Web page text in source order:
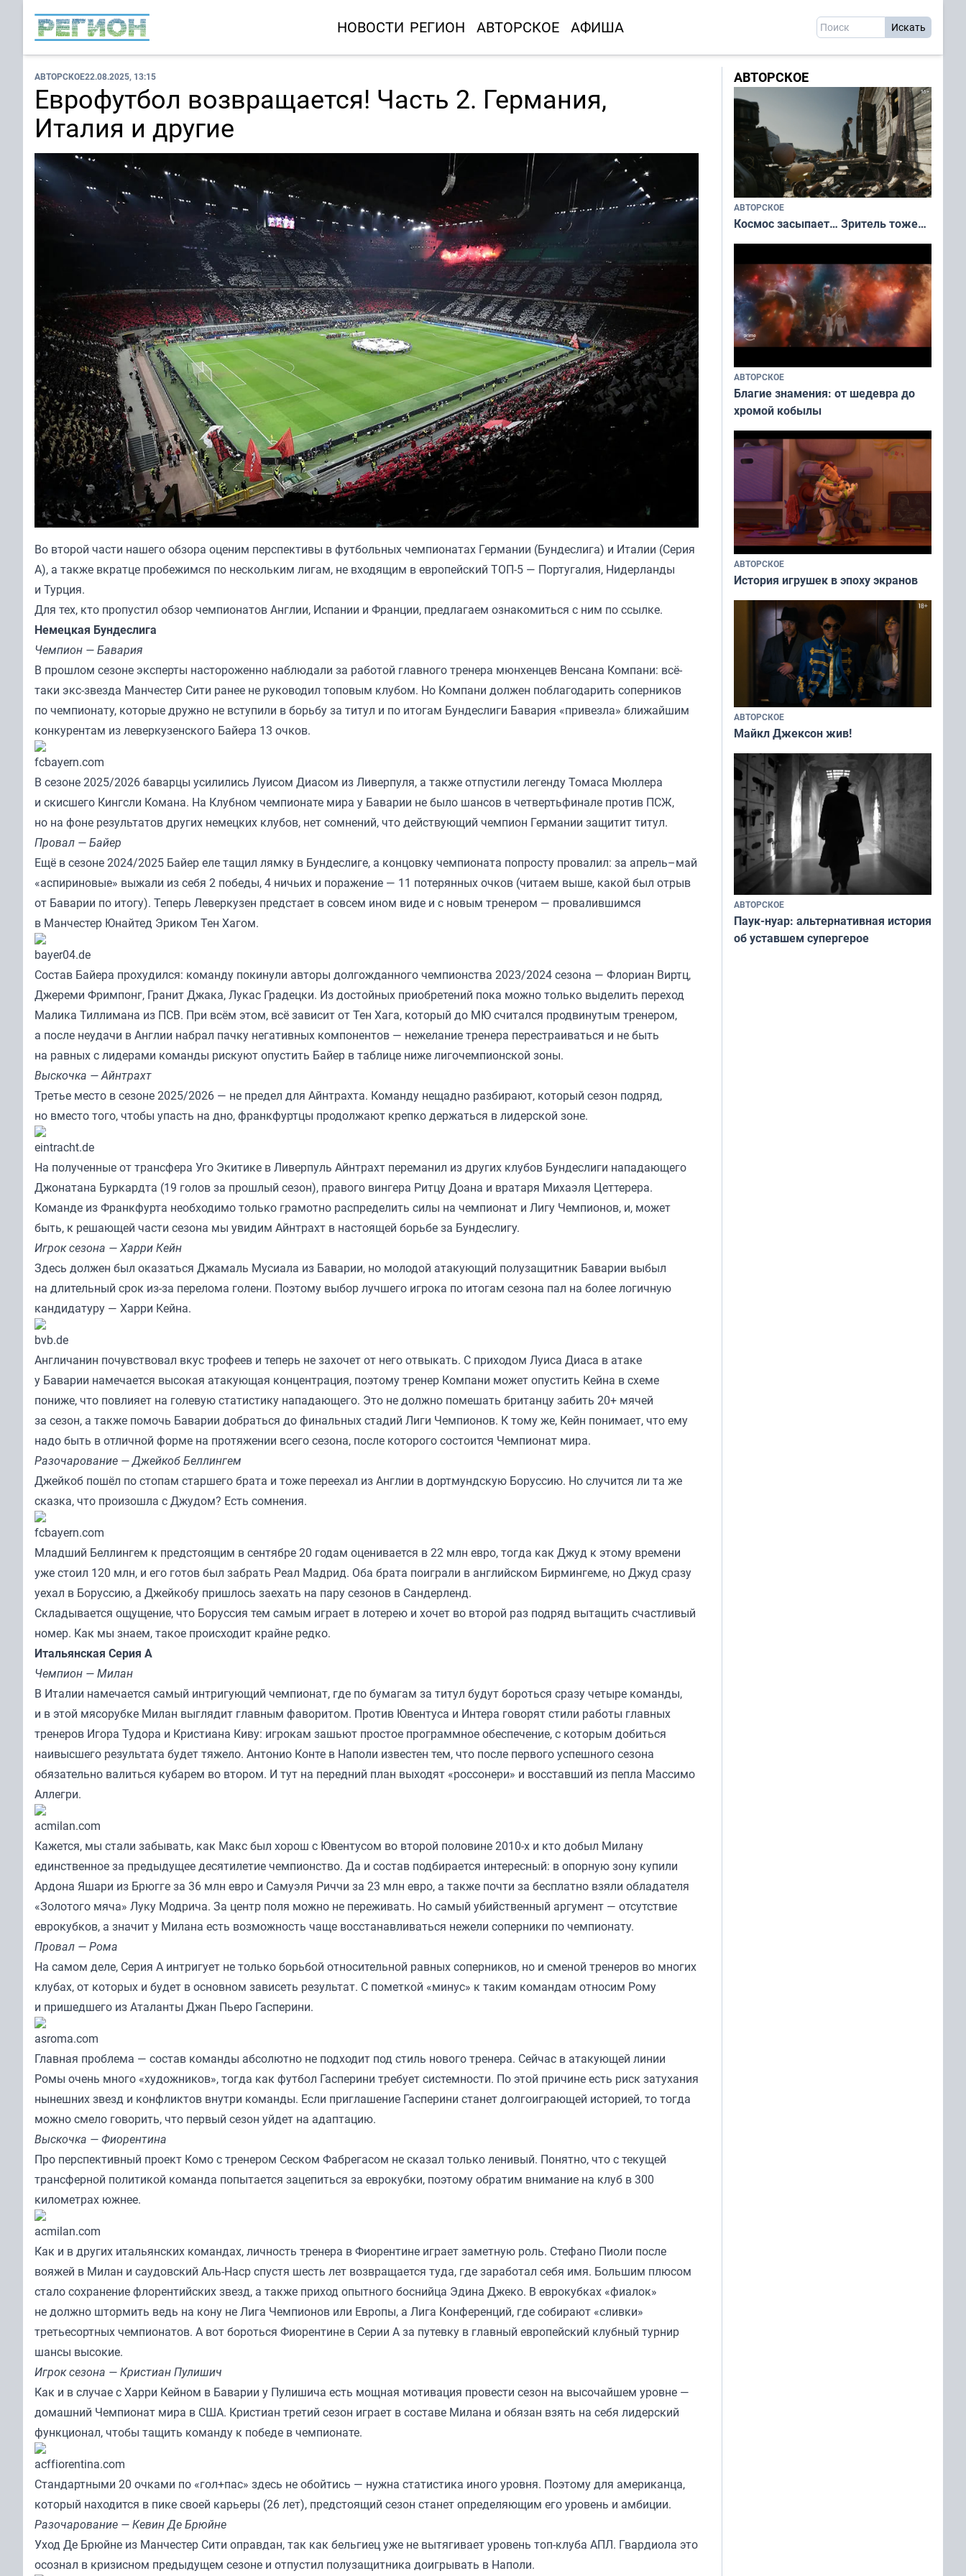
НОВОСТИ РЕГИОН АВТОРСКОЕ АФИША
АВТОРСКОЕ22.08.2025, 13:15
Еврофутбол возвращается! Часть 2. Германия,
Италия и другие
Во второй части нашего обзора оценим перспективы в футбольных чемпионатах Германии (Бундеслига) и Италии (Серия
А), а также вкратце пробежимся по нескольким лигам, не входящим в европейский ТОП-5 — Португалия, Нидерланды
и Турция.
Для тех, кто пропустил обзор чемпионатов Англии, Испании и Франции, предлагаем ознакомиться с ним по ссылке.
Немецкая Бундеслига
Чемпион — Бавария
В прошлом сезоне эксперты настороженно наблюдали за работой главного тренера мюнхенцев Венсана Компани: всё-
таки экс-звезда Манчестер Сити ранее не руководил топовым клубом. Но Компани должен поблагодарить соперников
по чемпионату, которые дружно не вступили в борьбу за титул и по итогам Бундеслиги Бавария «привезла» ближайшим
конкурентам из леверкузенского Байера 13 очков.
fcbayern.com
В сезоне 2025/2026 баварцы усилились Луисом Диасом из Ливерпуля, а также отпустили легенду Томаса Мюллера
и скисшего Кингсли Комана. На Клубном чемпионате мира у Баварии не было шансов в четвертьфинале против ПСЖ,
но на фоне результатов других немецких клубов, нет сомнений, что действующий чемпион Германии защитит титул.
Провал — Байер
Ещё в сезоне 2024/2025 Байер еле тащил лямку в Бундеслиге, а концовку чемпионата попросту провалил: за апрель–май
«аспириновые» выжали из себя 2 победы, 4 ничьих и поражение — 11 потерянных очков (читаем выше, какой был отрыв
от Баварии по итогу). Теперь Леверкузен предстает в совсем ином виде и с новым тренером — провалившимся
в Манчестер Юнайтед Эриком Тен Хагом.
bayer04.de
Состав Байера прохудился: команду покинули авторы долгожданного чемпионства 2023/2024 сезона — Флориан Виртц,
Джереми Фримпонг, Гранит Джака, Лукас Градецки. Из достойных приобретений пока можно только выделить переход
Малика Тиллимана из ПСВ. При всём этом, всё зависит от Тен Хага, который до МЮ считался продвинутым тренером,
а после неудачи в Англии набрал пачку негативных компонентов — нежелание тренера перестраиваться и не быть
на равных с лидерами команды рискуют опустить Байер в таблице ниже лигочемпионской зоны.
Выскочка — Айнтрахт
Третье место в сезоне 2025/2026 — не предел для Айнтрахта. Команду нещадно разбирают, который сезон подряд,
но вместо того, чтобы упасть на дно, франкфуртцы продолжают крепко держаться в лидерской зоне.
eintracht.de
На полученные от трансфера Уго Экитике в Ливерпуль Айнтрахт переманил из других клубов Бундеслиги нападающего
Джонатана Буркардта (19 голов за прошлый сезон), правого вингера Ритцу Доана и вратаря Михаэля Цеттерера.
Команде из Франкфурта необходимо только грамотно распределить силы на чемпионат и Лигу Чемпионов, и, может
быть, к решающей части сезона мы увидим Айнтрахт в настоящей борьбе за Бундеслигу.
Игрок сезона — Харри Кейн
Здесь должен был оказаться Джамаль Мусиала из Баварии, но молодой атакующий полузащитник Баварии выбыл
на длительный срок из-за перелома голени. Поэтому выбор лучшего игрока по итогам сезона пал на более логичную
кандидатуру — Харри Кейна.
bvb.de
Англичанин почувствовал вкус трофеев и теперь не захочет от него отвыкать. С приходом Луиса Диаса в атаке
у Баварии намечается высокая атакующая концентрация, поэтому тренер Компани может опустить Кейна в схеме
пониже, что повлияет на голевую статистику нападающего. Это не должно помешать британцу забить 20+ мячей
за сезон, а также помочь Баварии добраться до финальных стадий Лиги Чемпионов. К тому же, Кейн понимает, что ему
надо быть в отличной форме на протяжении всего сезона, после которого состоится Чемпионат мира.
Разочарование — Джейкоб Беллингем
Джейкоб пошёл по стопам старшего брата и тоже переехал из Англии в дортмундскую Боруссию. Но случится ли та же
сказка, что произошла с Джудом? Есть сомнения.
fcbayern.com
Младший Беллингем к предстоящим в сентябре 20 годам оценивается в 22 млн евро, тогда как Джуд к этому времени
уже стоил 120 млн, и его готов был забрать Реал Мадрид. Оба брата поиграли в английском Бирмингеме, но Джуд сразу
уехал в Боруссию, а Джейкобу пришлось заехать на пару сезонов в Сандерленд.
Складывается ощущение, что Боруссия тем самым играет в лотерею и хочет во второй раз подряд вытащить счастливый
номер. Как мы знаем, такое происходит крайне редко.
Итальянская Серия А
Чемпион — Милан
В Италии намечается самый интригующий чемпионат, где по бумагам за титул будут бороться сразу четыре команды,
и в этой мясорубке Милан выглядит главным фаворитом. Против Ювентуса и Интера говорят стили работы главных
тренеров Игора Тудора и Кристиана Киву: игрокам зашьют простое программное обеспечение, с которым добиться
наивысшего результата будет тяжело. Антонио Конте в Наполи известен тем, что после первого успешного сезона
обязательно валиться кубарем во втором. И тут на передний план выходят «россонери» и восставший из пепла Массимо
Аллегри.
acmilan.com
Кажется, мы стали забывать, как Макс был хорош с Ювентусом во второй половине 2010-х и кто добыл Милану
единственное за предыдущее десятилетие чемпионство. Да и состав подбирается интересный: в опорную зону купили
Ардона Яшари из Брюгге за 36 млн евро и Самуэля Риччи за 23 млн евро, а также почти за бесплатно взяли обладателя
«Золотого мяча» Луку Модрича. За центр поля можно не переживать. Но самый убийственный аргумент — отсутствие
еврокубков, а значит у Милана есть возможность чаще восстанавливаться нежели соперники по чемпионату.
Провал — Рома
На самом деле, Серия А интригует не только борьбой относительной равных соперников, но и сменой тренеров во многих
клубах, от которых и будет в основном зависеть результат. С пометкой «минус» к таким командам относим Рому
и пришедшего из Аталанты Джан Пьеро Гасперини.
asroma.com
Главная проблема — состав команды абсолютно не подходит под стиль нового тренера. Сейчас в атакующей линии
Ромы очень много «художников», тогда как футбол Гасперини требует системности. По этой причине есть риск затухания
нынешних звезд и конфликтов внутри команды. Если приглашение Гасперини станет долгоиграющей историей, то тогда
можно смело говорить, что первый сезон уйдет на адаптацию.
Выскочка — Фиорентина
Про перспективный проект Комо с тренером Сеском Фабрегасом не сказал только ленивый. Понятно, что с текущей
трансферной политикой команда попытается зацепиться за еврокубки, поэтому обратим внимание на клуб в 300
километрах южнее.
acmilan.com
Как и в других итальянских командах, личность тренера в Фиорентине играет заметную роль. Стефано Пиоли после
вояжей в Милан и саудовский Аль-Наср спустя шесть лет возвращается туда, где заработал себя имя. Большим плюсом
стало сохранение флорентийских звезд, а также приход опытного боснийца Эдина Джеко. В еврокубках «фиалок»
не должно штормить ведь на кону не Лига Чемпионов или Европы, а Лига Конференций, где собирают «сливки»
третьесортных чемпионатов. А вот бороться Фиорентине в Серии А за путевку в главный европейский клубный турнир
шансы высокие.
Игрок сезона — Кристиан Пулишич
Как и в случае с Харри Кейном в Баварии у Пулишича есть мощная мотивация провести сезон на высочайшем уровне —
домашний Чемпионат мира в США. Кристиан третий сезон играет в составе Милана и обязан взять на себя лидерский
функционал, чтобы тащить команду к победе в чемпионате.
acffiorentina.com
Стандартными 20 очками по «гол+пас» здесь не обойтись — нужна статистика иного уровня. Поэтому для американца,
который находится в пике своей карьеры (26 лет), предстоящий сезон станет определяющим его уровень и амбиции.
Разочарование — Кевин Де Брюйне
Уход Де Брюйне из Манчестер Сити оправдан, так как бельгиец уже не вытягивает уровень топ-клуба АПЛ. Гвардиола это
осознал в кризисном предыдущем сезоне и отпустил полузащитника доигрывать в Наполи.
АВТОРСКОЕ
АВТОРСКОЕ
Космос засыпает… Зритель тоже…
АВТОРСКОЕ
Благие знамения: от шедевра до
хромой кобылы
АВТОРСКОЕ
История игрушек в эпоху экранов
АВТОРСКОЕ
Майкл Джексон жив!
АВТОРСКОЕ
Паук-нуар: альтернативная история
об уставшем супергерое